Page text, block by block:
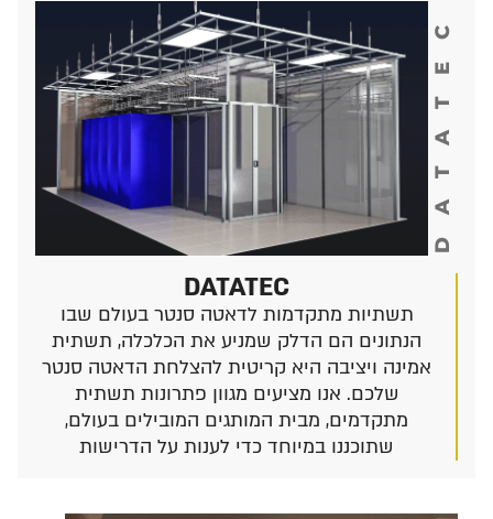
DATATEC
DATATEC
תשתיות מתקדמות לדאטה סנטר בעולם שבו
הנתונים הם הדלק שמניע את הכלכלה, תשתית
אמינה ויציבה היא קריטית להצלחת הדאטה סנטר
שלכם. אנו מציעים מגוון פתרונות תשתית
מתקדמים, מבית המותגים המובילים בעולם,
שתוכננו במיוחד כדי לענות על הדרישות